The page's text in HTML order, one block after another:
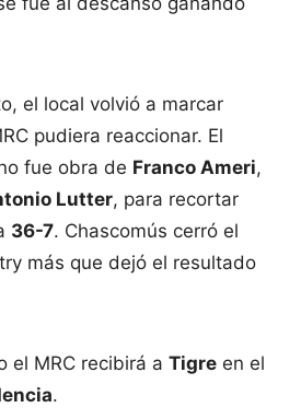
el local volvió a marcar
pudiera reaccionar. El
fue obra de Franco Ameri,
Lutter, para recortar
36-7. Chascomús cerró el
más que dejó el resultado
el MRC recibirá a Tigre en el
.